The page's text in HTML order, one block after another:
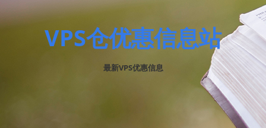
VPS仓优惠信息站
最新VPS优惠信息